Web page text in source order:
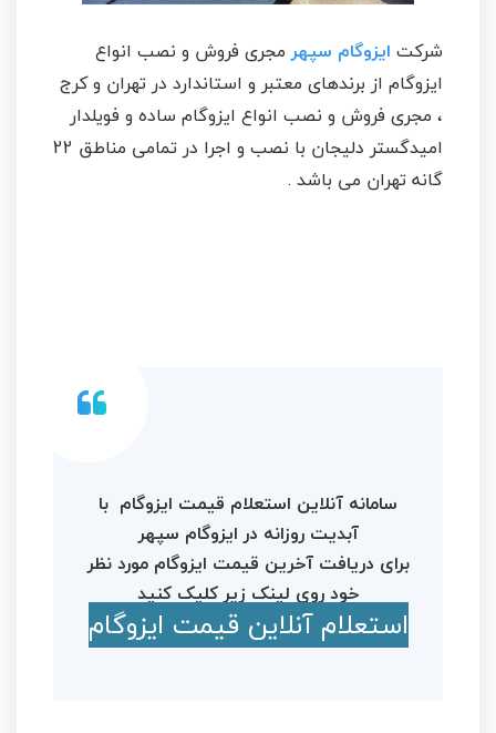
شرکت ایزوگام سپهرمجری فروش و نصب انواع
ایزوگام از برندهای معتبر و استاندارد در تهران و کرج
، مجری فروش و نصب انواع ایزوگام ساده و فویلدار
امیدگستر دلیجان با نصب و اجرا در تمامی مناطق 22
گانه تهران می باشد .
سامانه آنلاین استعلام قیمت ایزوگام با
آبدیت روزانه در ایزوگام سپهر
برای دریافت آخرین قیمت ایزوگام مورد نظر
خود روی لینک زیر کلیک کنید
استعلام آنلاین قیمت ایزوگام